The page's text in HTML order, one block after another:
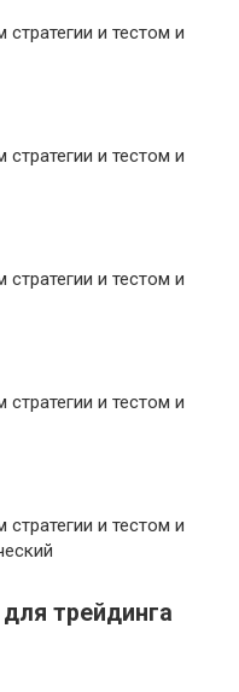
и тестом и
и тестом и
и тестом и
и тестом и
и тестом и
трейдинга